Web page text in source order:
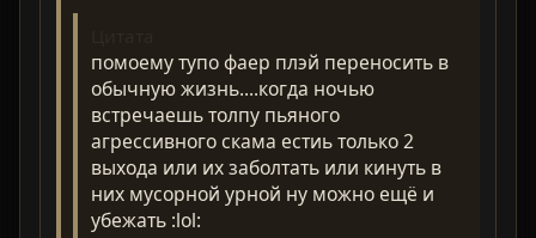
помоему тупо фаер плэй переносить в
обычную жизнь....когда ночью
встречаешь толпу пьяного
агрессивного скама естиь только 2
выхода или их заболтать или кинуть в
них мусорной урной ну можно ещё и
убежать :lol: